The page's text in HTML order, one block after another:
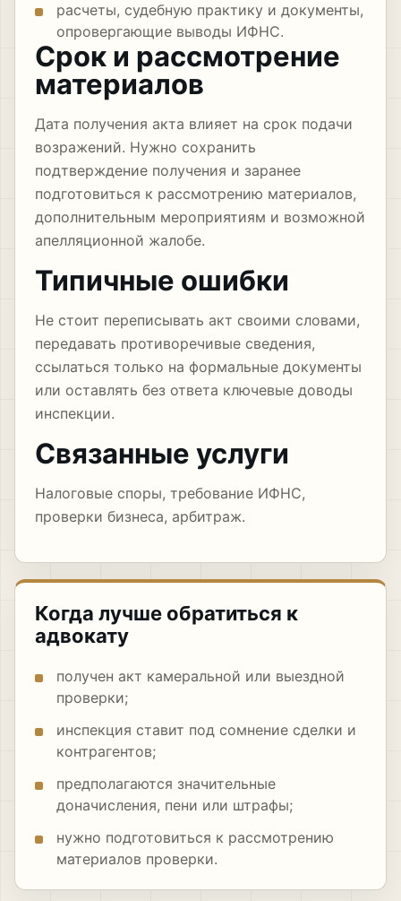
расчеты, судебную практику и документы,
опровергающие выводы ИФНС.
Срок и рассмотрение
материалов
Дата получения акта влияет на срок подачи
возражений. Нужно сохранить
подтверждение получения и заранее
подготовиться к рассмотрению материалов,
дополнительным мероприятиям и возможной
апелляционной жалобе.
Типичные ошибки
Не стоит переписывать акт своими словами,
передавать противоречивые сведения,
ссылаться только на формальные документы
или оставлять без ответа ключевые доводы
инспекции.
Связанные услуги
Налоговые споры, требование ИФНС,
проверки бизнеса, арбитраж.
Когда лучше обратиться к
адвокату
получен акт камеральной или выездной
проверки;
инспекция ставит под сомнение сделки и
контрагентов;
предполагаются значительные
доначисления, пени или штрафы;
нужно подготовиться к рассмотрению
материалов проверки.